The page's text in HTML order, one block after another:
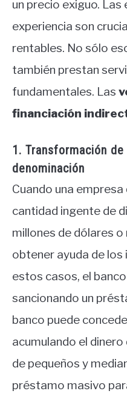
un precio exiguo.
experiencia son
rentables. No sólo
también prestan
fundamentales. Las
financiación
1. Transformación
denominación
Cuando una
cantidad ingente de
millones de dólares
obtener ayuda de
estos casos, el
sancionando un
banco puede
acumulando el
de pequeños y
préstamo masivo